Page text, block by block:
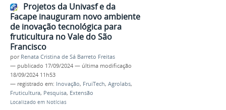
Projetos da Univasf e da
Facape inauguram novo ambiente
de inovação tecnológica para
fruticultura no Vale do São
Francisco
por Renata Cristina de Sá Barreto Freitas
— publicado 17/09/2024 — última modificação
18/09/2024 11h53
— registrado em: Inovação, FruiTech, Agrolabs,
Fruticultura, Pesquisa, Extensão
Localizado em Notícias